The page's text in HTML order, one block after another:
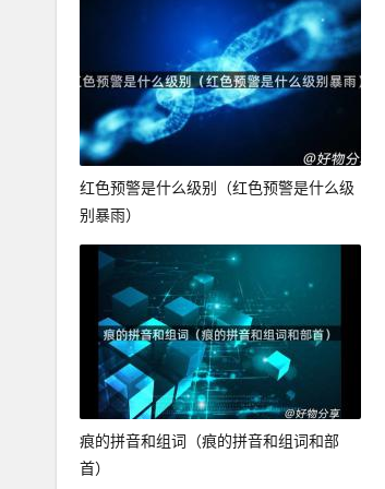
红色预警是什么级别（红色预警是什么级
别暴雨）
痕的拼音和组词（痕的拼音和组词和部
首）